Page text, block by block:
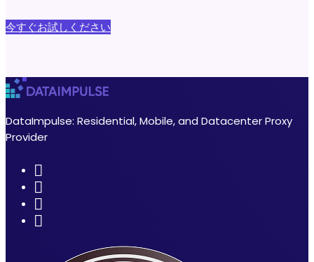
今すぐお試しください
DataImpulse: Residential, Mobile, and Datacenter Proxy
Provider